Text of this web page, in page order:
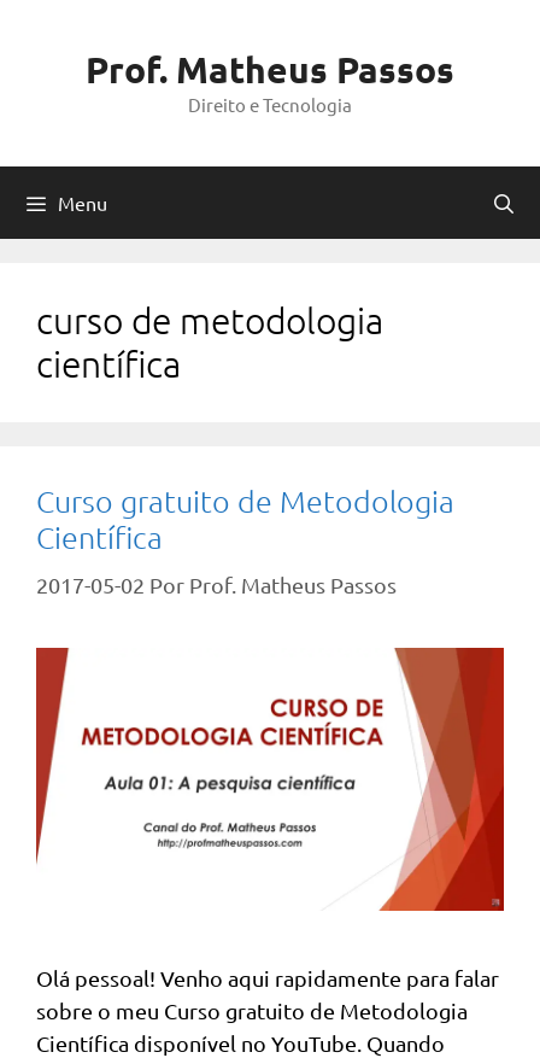
Prof. Matheus Passos
Direito e Tecnologia
Menu
curso de metodologia
científica
Curso gratuito de Metodologia
Científica
2017-05-02 Por Prof. Matheus Passos
Olá pessoal! Venho aqui rapidamente para falar
sobre o meu Curso gratuito de Metodologia
Científica disponível no YouTube. Quando